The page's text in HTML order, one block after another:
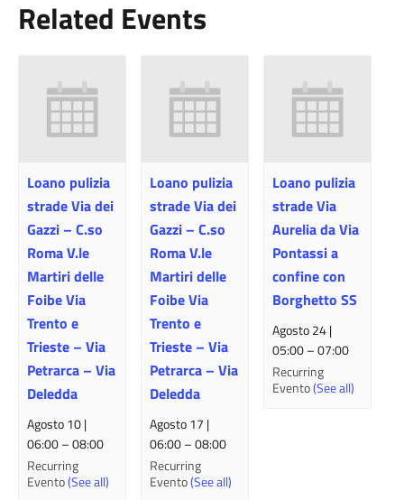
Related Events
Loano pulizia
strade Via dei
Gazzi – C.so
Roma V.le
Martiri delle
Foibe Via
Trento e
Trieste – Via
Petrarca – Via
Deledda
Agosto 10 |
06:00–08:00
Recurring
Evento(See all)
Loano pulizia
strade Via dei
Gazzi – C.so
Roma V.le
Martiri delle
Foibe Via
Trento e
Trieste – Via
Petrarca – Via
Deledda
Agosto 17 |
06:00–08:00
Recurring
Evento(See all)
Loano pulizia
strade Via
Aurelia da Via
Pontassi a
confine con
Borghetto SS
Agosto 24 |
05:00–07:00
Recurring
Evento(See all)